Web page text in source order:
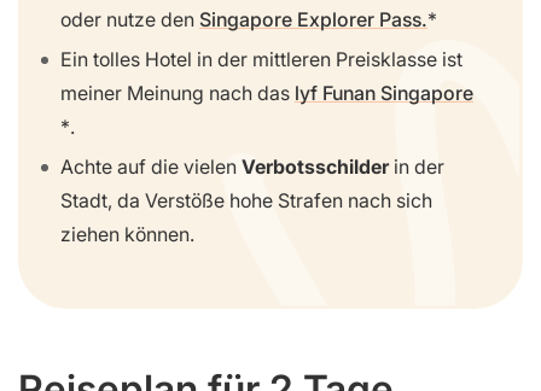
oder nutze den Singapore Explorer Pass.
Ein tolles Hotel in der mittleren Preisklasse ist
meiner Meinung nach das lyf Funan Singapore
.
Achte auf die vielen Verbotsschilderin der
Stadt, da Verstöße hohe Strafen nach sich
ziehen können.